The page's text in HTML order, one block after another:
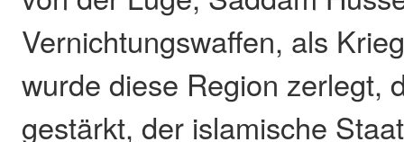
Vernichtungswaffen, als
wurde diese Region zerlegt,
gestärkt, der islamische